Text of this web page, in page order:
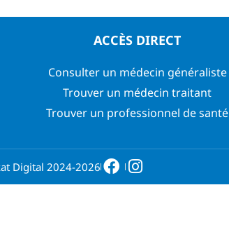
ACCÈS DIRECT
Consulter un médecin généraliste
Trouver un médecin traitant
Trouver un professionnel de santé
Digital 2024-2026